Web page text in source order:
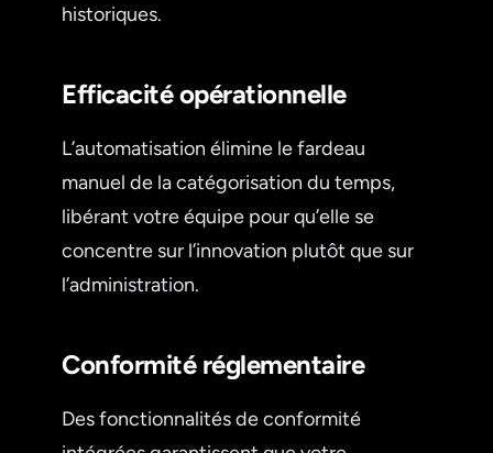
historiques.
Efficacité opérationnelle
L’automatisation élimine le fardeau
manuel de la catégorisation du temps,
libérant votre équipe pour qu’elle se
concentre sur l’innovation plutôt que sur
l’administration.
Conformité réglementaire
Des fonctionnalités de conformité